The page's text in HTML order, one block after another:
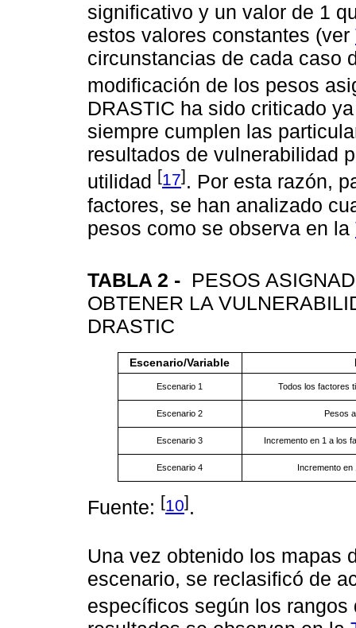
significativo y un valor de 1
estos valores constantes (ver
circunstancias de cada caso
modificación de los pesos
DRASTIC ha sido criticado
siempre cumplen las
resultados de vulnerabilidad
utilidad [17]. Por esta razón,
factores, se han analizado
pesos como se observa en la
TABLA 2 - PESOS
OBTENER LA
DRASTIC
Escenario/Variable
Escenario 1 Todos los factores
Escenario 2 Pesos
Escenario 3 Incremento en 1 a los
Escenario 4 Incremento
Fuente: [10].
Una vez obtenido los mapas
escenario, se reclasificó de
específicos según los